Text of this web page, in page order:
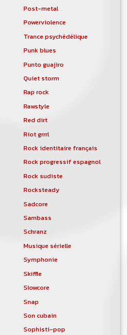
Post-metal
Powerviolence
Trance psychédélique
Punk blues
Punto guajiro
Quiet storm
Rap rock
Rawstyle
Red dirt
Riot grrrl
Rock identitaire français
Rock progressif espagnol
Rock sudiste
Rocksteady
Sadcore
Sambass
Schranz
Musique sérielle
Symphonie
Skiffle
Slowcore
Snap
Son cubain
Sophisti-pop